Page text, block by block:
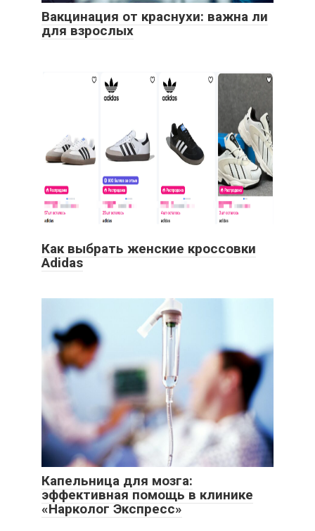
Вакцинация от краснухи: важна ли
для взрослых
Как выбрать женские кроссовки
Adidas
Капельница для мозга:
эффективная помощь в клинике
«Нарколог Экспресс»